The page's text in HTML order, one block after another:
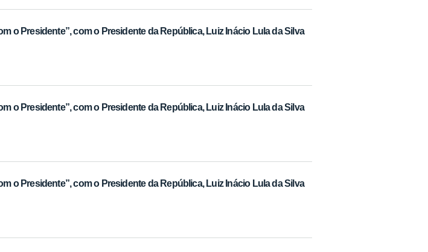
o Presidente”, com o Presidente da República, Luiz Inácio Lula da Silva
o Presidente”, com o Presidente da República, Luiz Inácio Lula da Silva
o Presidente”, com o Presidente da República, Luiz Inácio Lula da Silva